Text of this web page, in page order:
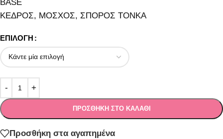
BASE
ΚΕΔΡΟΣ, ΜΟΣΧΟΣ, ΣΠΟΡΟΣ ΤΟΝΚΑ
ΕΠΙΛΟΓΉ
ΠΡΟΣΘΉΚΗ ΣΤΟ ΚΑΛΆΘΙ
Προσθήκη στα αγαπημένα